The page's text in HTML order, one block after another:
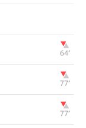
64‎’‎
77‎’‎
77‎’‎